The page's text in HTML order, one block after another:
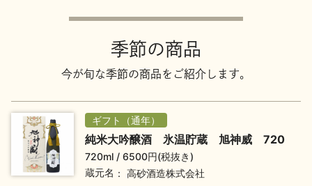
蔵元紀行 地酒カタログ
季節の商品
今が旬な季節の商品をご紹介します。
ギフト（通年）
純米大吟醸酒 氷温貯蔵 旭神威 720
720ml
6500円(税抜き)
蔵元名
高砂酒造株式会社